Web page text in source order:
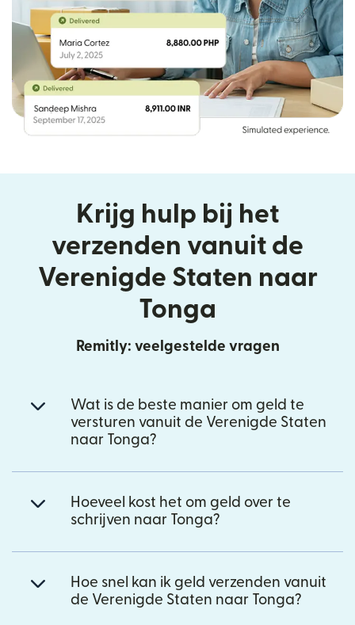
Krijg hulp bij het
verzenden vanuit de
Verenigde Staten naar
Tonga
Remitly: veelgestelde vragen
Wat is de beste manier om geld te
versturen vanuit de Verenigde Staten
naar Tonga?
Hoeveel kost het om geld over te
schrijven naar Tonga?
Hoe snel kan ik geld verzenden vanuit
de Verenigde Staten naar Tonga?